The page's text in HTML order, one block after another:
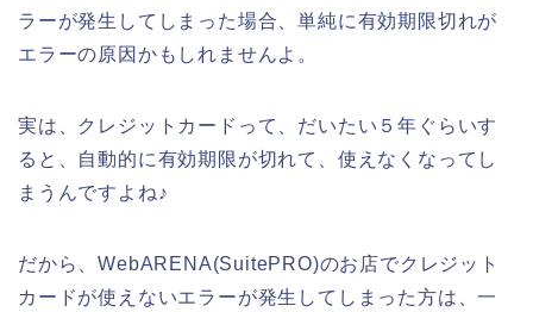
ラーが発生してしまった場合、単純に有効期限切れが
エラーの原因かもしれませんよ。
実は、クレジットカードって、だいたい５年ぐらいす
ると、自動的に有効期限が切れて、使えなくなってし
まうんですよね♪
だから、WebARENA(SuitePRO)のお店でクレジット
カードが使えないエラーが発生してしまった方は、一